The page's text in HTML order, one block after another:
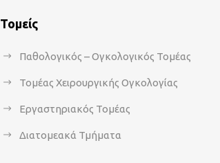
Τομείς
Παθολογικός – Ογκολογικός Τομέας
Τομέας Χειρουργικής Ογκολογίας
Εργαστηριακός Τομέας
Διατομεακά Τμήματα